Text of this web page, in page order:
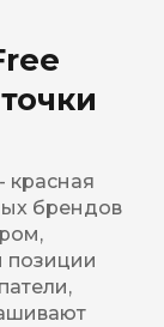
- красная
брендов
позиции